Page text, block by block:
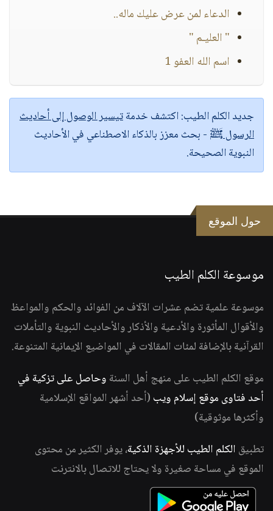
الدعاء لمن عرض عليك ماله..
" العليـم "
اسم الله العفو 1
جديد الكلم الطيب:اكتشف خدمةتيسير الوصول إلى أحاديث
الرسول ﷺ - بحث معزز بالذكاء الاصطناعي في الأحاديث
النبوية الصحيحة.
حول الموقع
موسوعة الكلم الطيب
موسوعة علمية تضم عشرات الآلاف من الفوائد والحكم والمواعظ
والأقوال المأثورة والأدعية والأذكار والأحاديث النبوية والتأملات
القرآنية بالإضافة لمئات المقالات في المواضيع الإيمانية المتنوعة.
موقع الكلم الطيب على منهج أهل السنة وحاصل على تزكية في
أحد فتاوى موقع إسلام ويب (أحد أشهر المواقع الإسلامية
وأكثرها موثوقية)
تطبيق الكلم الطيب للأجهزة الذكية، يوفر الكثير من محتوى
الموقع في مساحة صغيرة ولا يحتاج للاتصال بالانترنت